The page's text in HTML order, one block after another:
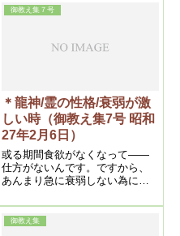
御教え集７号
＊龍神/霊の性格/衰弱が激
しい時（御教え集7号 昭和
27年2月6日）
或る期間食欲がなくなって――
仕方がないんです。ですから、
あんまり急に衰弱しない為に
いるんです。そうすると、幾ら
か食欲がつきますから、そうし
御教え集